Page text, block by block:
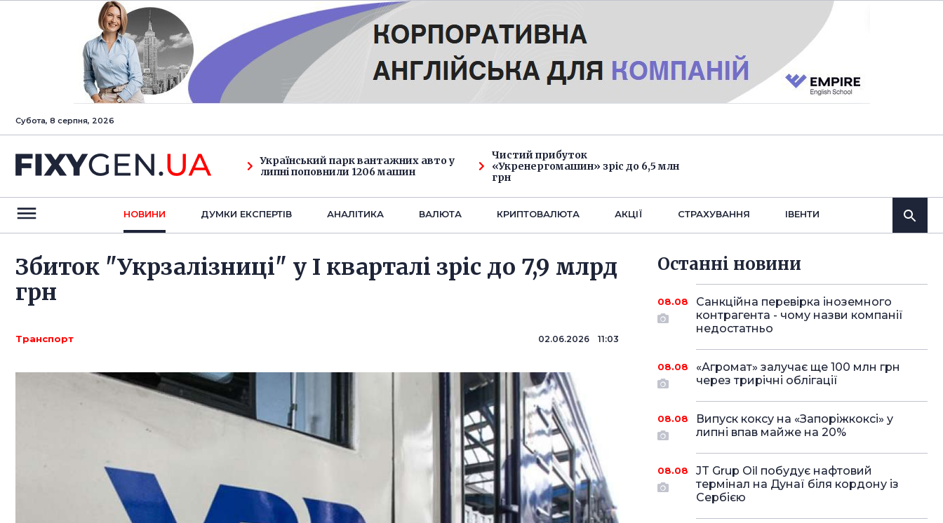
Субота, 8 серпня, 2026
Український парк вантажних авто у
липні поповнили 1206 машин
Чистий прибуток
«Укренергомашин» зріс до 6,5 млн
грн
НОВИНИ ДУМКИ ЕКСПЕРТIВ АНАЛIТИКА ВАЛЮТА КРИПТОВАЛЮТА АКЦІЇ СТРАХУВАННЯ IВЕНТИ
Збиток "Укрзалізниці" у I кварталі зріс до 7,9 млрд
грн
Транспорт 02.06.2026 11:03
Останнi новини
08.08
Санкційна перевірка іноземного
контрагента - чому назви компанії
недостатньо
08.08
«Агромат» залучає ще 100 млн грн
через трирічні облігації
08.08
Випуск коксу на «Запоріжкоксі» у
липні впав майже на 20%
08.08
JT Grup Oil побудує нафтовий
термінал на Дунаї біля кордону із
Сербією